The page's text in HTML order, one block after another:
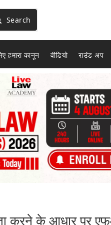
Search
हमारा कानून वीडियो राउंड अप
करने के आधार पर